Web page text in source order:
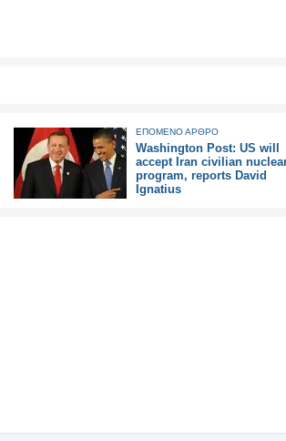
ΕΠΟΜΕΝΟ ΑΡΘΡΟ
Washington Post: US will
accept Iran civilian
program, reports David
Ignatius